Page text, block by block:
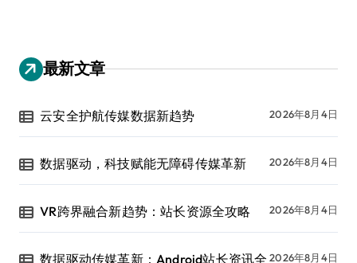
最新文章
云安全护航传媒数据新趋势 2026年8月4日
数据驱动，科技赋能无障碍传媒革新 2026年8月4日
VR跨界融合新趋势：站长资源全攻略 2026年8月4日
数据驱动传媒革新：Android站长资讯全 2026年8月4日